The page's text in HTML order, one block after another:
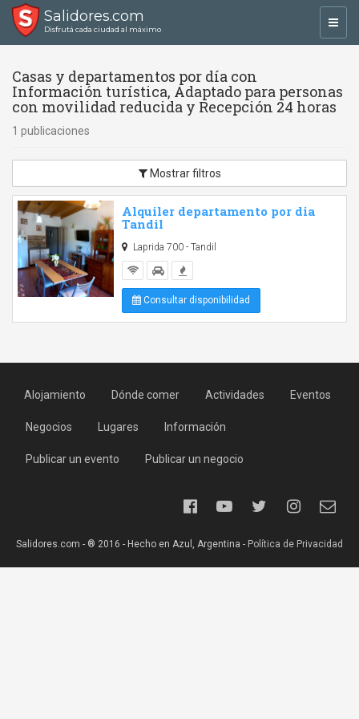
Salidores.com
Disfrutá cada ciudad al máximo
Casas y departamentos por día con
Información turística, Adaptado para personas
con movilidad reducida y Recepción 24 horas
1 publicaciones
Mostrar filtros
Alquiler departamento por dia
Tandil
Laprida 700 - Tandil
Consultar disponibilidad
Alojamiento Dónde comer Actividades Eventos
Negocios Lugares Información
Publicar un evento Publicar un negocio
Salidores.com - ® 2016 - Hecho en Azul, Argentina - Política de Privacidad